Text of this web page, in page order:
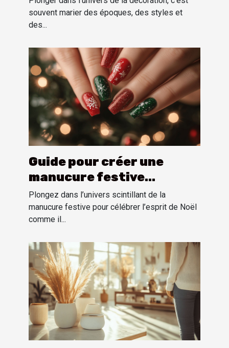
un intérieur moderne ?
souvent marier des époques, des styles et
des...
Guide pour créer une
manucure festive
inspirée par l'esprit de
Noël
Plongez dans l’univers scintillant de la
manucure festive pour célébrer l’esprit de Noël
comme il...